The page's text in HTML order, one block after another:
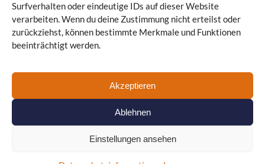
Surfverhalten oder eindeutige IDs auf dieser Website
verarbeiten. Wenn du deine Zustimmung nicht erteilst oder
zurückziehst, können bestimmte Merkmale und Funktionen
beeinträchtigt werden.
Akzeptieren
Ablehnen
Einstellungen ansehen
Bereiche
Datenschutz
Compliance